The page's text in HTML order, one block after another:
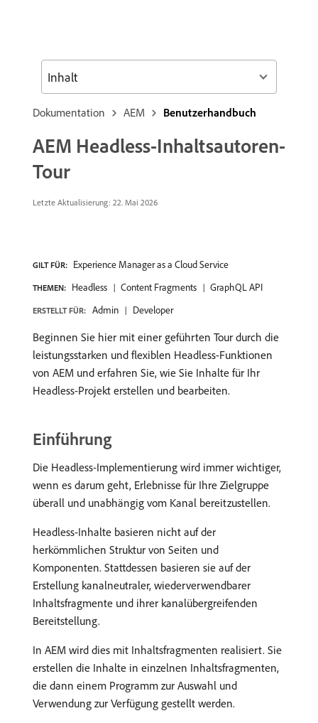
Dokumentation AEM Benutzerhandbuch
AEM Headless-Inhaltsautoren-
Tour
Letzte Aktualisierung: 22. Mai 2026
GILT FÜR: Experience Manager as a Cloud Service
THEMEN: Headless Content Fragments GraphQL API
ERSTELLT FÜR: Admin Developer
Beginnen Sie hier mit einer geführten Tour durch die
leistungsstarken und flexiblen Headless-Funktionen
von AEM und erfahren Sie, wie Sie Inhalte für Ihr
Headless-Projekt erstellen und bearbeiten.
Einführung
Die Headless-Implementierung wird immer wichtiger,
wenn es darum geht, Erlebnisse für Ihre Zielgruppe
überall und unabhängig vom Kanal bereitzustellen.
Headless-Inhalte basieren nicht auf der
herkömmlichen Struktur von Seiten und
Komponenten. Stattdessen basieren sie auf der
Erstellung kanalneutraler, wiederverwendbarer
Inhaltsfragmente und ihrer kanalübergreifenden
Bereitstellung.
In AEM wird dies mit Inhaltsfragmenten realisiert. Sie
erstellen die Inhalte in einzelnen Inhaltsfragmenten,
die dann einem Programm zur Auswahl und
Verwendung zur Verfügung gestellt werden.
Inhalt